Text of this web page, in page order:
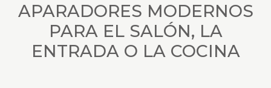
APARADORES MODERNOS
PARA EL SALÓN, LA
ENTRADA O LA COCINA